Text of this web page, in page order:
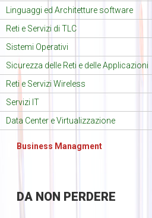
Linguaggi ed Architetture software
Reti e Servizi di TLC
Sistemi Operativi
Sicurezza delle Reti e delle Applicazioni
Reti e Servizi Wireless
Servizi IT
Data Center e Virtualizzazione
Business Managment
DANON PERDERE